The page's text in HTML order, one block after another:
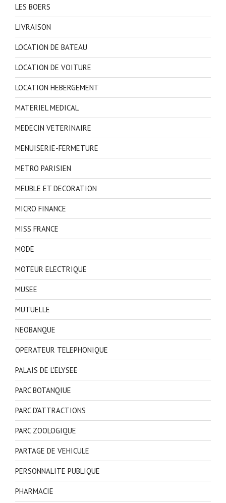
LES BOERS
LIVRAISON
LOCATION DE BATEAU
LOCATION DE VOITURE
LOCATION HEBERGEMENT
MATERIEL MEDICAL
MEDECIN VETERINAIRE
MENUISERIE-FERMETURE
METRO PARISIEN
MEUBLE ET DECORATION
MICRO FINANCE
MISS FRANCE
MODE
MOTEUR ELECTRIQUE
MUSEE
MUTUELLE
NEOBANQUE
OPERATEUR TELEPHONIQUE
PALAIS DE L'ELYSEE
PARC BOTANQIUE
PARC D'ATTRACTIONS
PARC ZOOLOGIQUE
PARTAGE DE VEHICULE
PERSONNALITE PUBLIQUE
PHARMACIE